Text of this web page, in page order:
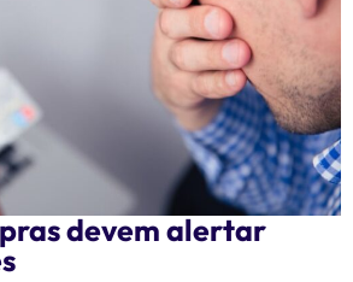
devem alertar